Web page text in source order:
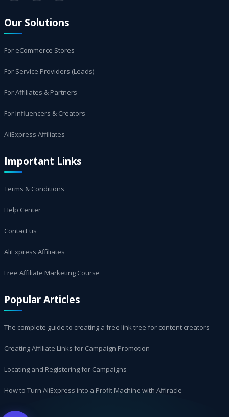
Our Solutions
For eCommerce Stores
For Service Providers (Leads)
For Affiliates & Partners
For Influencers & Creators
AliExpress Affiliates
Important Links
Terms & Conditions
Help Center
Contact us
AliExpress Affiliates
Free Affiliate Marketing Course
Popular Articles
The complete guide to creating a free link tree for content creators
Creating Affiliate Links for Campaign Promotion
Locating and Registering for Campaigns
How to Turn AliExpress into a Profit Machine with Affiracle